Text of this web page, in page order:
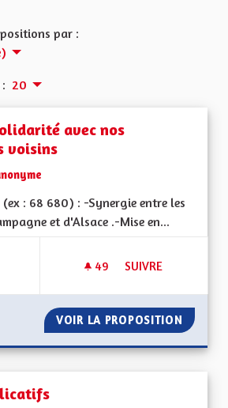
par :
20
avec nos
voisins
: 68 680) : -Synergie entre les
et d'Alsace .-Mise en...
49 49 ABONNÉS
SUIVRE
VOIR LA PROPOSITION